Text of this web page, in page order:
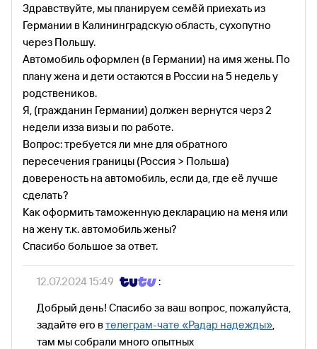
Здравствуйте, мы планируем семёй приехать из
Германии в Калининградскую область, сухопутно
через Польшу.
Автомобиль оформлен (в Германии) на имя жены. По
плану жена и дети остаются в России на 5 недель у
родствеников.
Я, (гражданин Германии) должен вернутся черз 2
недели изза визы и по работе.
Вопрос: требуется ли мне для обратного
пересечения границы (Россия > Польша)
довереность на автомобиль, если да, где её лучше
сделать?
Как оформить таможенную декларацию на меня или
на жену т.к. автомобиль жены?
Спасибо большое за ответ.
12.07.2024 15:49
:
Добрый день! Спасибо за ваш вопрос, пожалуйста,
задайте его втелеграм-чате «Радар надежды»,
там мы собрали много опытных